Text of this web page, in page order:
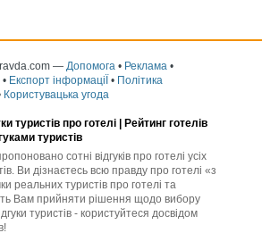
— Допомога • Реклама •
• Експорт інформаціЇ • Політика
Користувацька угода
туристів про готелі | Рейтинг готелів
туристів
сотні відгуків про готелі усіх
Ви дізнаєтесь всю правду про готелі «з
реальних туристів про готелі та
Вам прийняти рішення щодо вибору
туристів - користуйтеся досвідом